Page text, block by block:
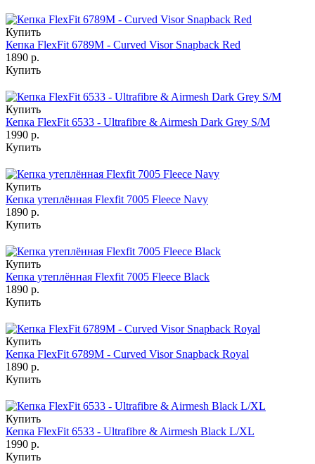
Купить
Кепка FlexFit 6789M - Curved Visor Snapback Red
1890 р.
Купить
Купить
Кепка FlexFit 6533 - Ultrafibre & Airmesh Dark Grey S/M
1990 р.
Купить
Купить
Кепка утеплённая Flexfit 7005 Fleece Navy
1890 р.
Купить
Купить
Кепка утеплённая Flexfit 7005 Fleece Black
1890 р.
Купить
Купить
Кепка FlexFit 6789M - Curved Visor Snapback Royal
1890 р.
Купить
Купить
Кепка FlexFit 6533 - Ultrafibre & Airmesh Black L/XL
1990 р.
Купить